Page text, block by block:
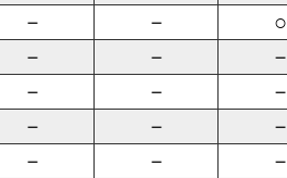
－ － ○
－ － －
－ － －
－ － －
－ － －